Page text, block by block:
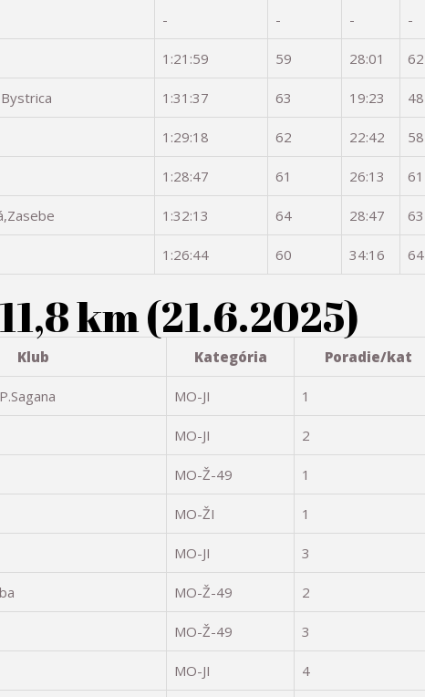
- - - -
1:21:59 59 28:01 62
1:31:37 63 19:23 48
1:29:18 62 22:42 58
1:28:47 61 26:13 61
1:32:13 64 28:47 63
1:26:44 60 34:16 64
km (21.6.2025)
Klub Kategória Poradie/kat
MO-JI 1
MO-JI 2
MO-Ž-49 1
MO-ŽI 1
MO-JI 3
MO-Ž-49 2
MO-Ž-49 3
MO-JI 4